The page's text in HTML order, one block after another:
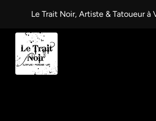
contenu
Le Trait Noir, Artiste & Tatoueur à